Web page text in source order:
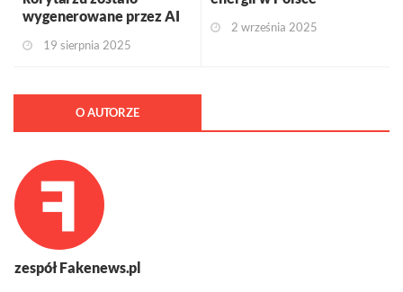
wygenerowane przez AI
19 sierpnia 2025
2 września 2025
O AUTORZE
zespół Fakenews.pl